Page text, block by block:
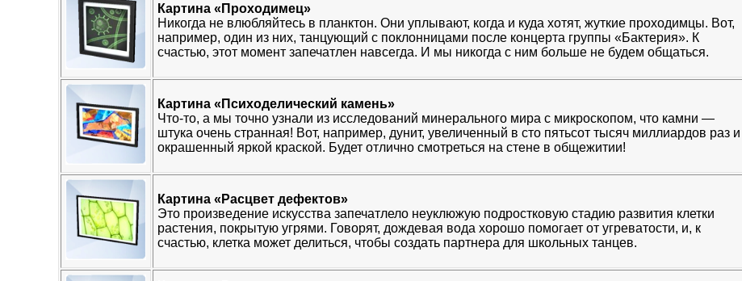
Картина «Проходимец»
Никогда не влюбляйтесь в планктон. Они уплывают, когда и куда хотят, жуткие проходимцы. Вот,
например, один из них, танцующий с поклонницами после концерта группы «Бактерия». К
счастью, этот момент запечатлен навсегда. И мы никогда с ним больше не будем общаться.
Картина «Психоделический камень»
Что-то, а мы точно узнали из исследований минерального мира с микроскопом, что камни —
штука очень странная! Вот, например, дунит, увеличенный в сто пятьсот тысяч миллиардов раз и
окрашенный яркой краской. Будет отлично смотреться на стене в общежитии!
Картина «Расцвет дефектов»
Это произведение искусства запечатлело неуклюжую подростковую стадию развития клетки
растения, покрытую угрями. Говорят, дождевая вода хорошо помогает от угреватости, и, к
счастью, клетка может делиться, чтобы создать партнера для школьных танцев.